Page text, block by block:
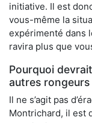
initiative. Il est
vous-même la
expérimenté dans
ravira plus que
Pourquoi
autres rongeurs
Il ne s’agit pas
Montrichard, il est